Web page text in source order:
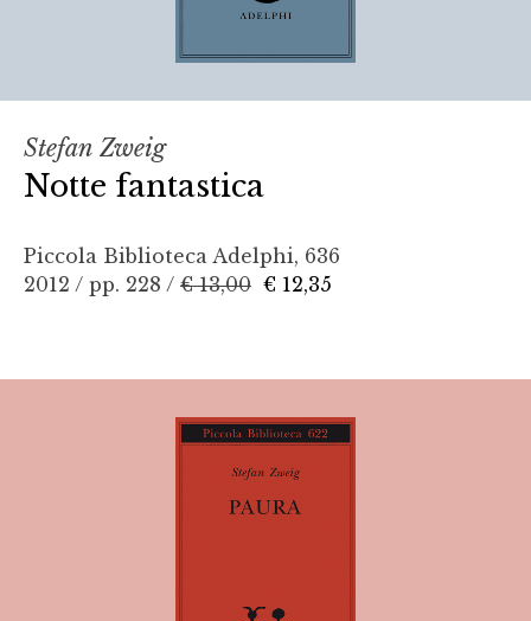
Stefan Zweig
Notte fantastica
Piccola Biblioteca Adelphi, 636
2012 / pp. 228 / € 13,00 € 12,35